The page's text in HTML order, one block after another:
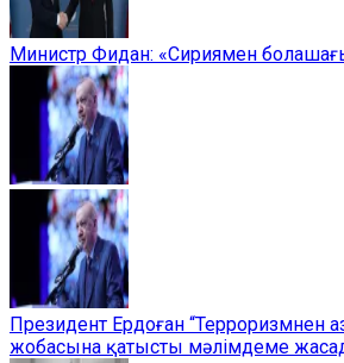
Министр Фидан: «Сириямен
Президент Ердоған “Терроризмнен
жобасына қатысты мәлімдеме